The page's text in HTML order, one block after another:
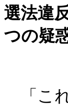
選法違
つの疑
「こ